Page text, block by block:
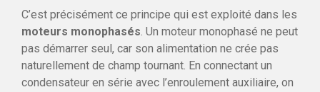
C’est précisément ce principe qui est exploité dans les
moteurs monophasés. Un moteur monophasé ne peut
pas démarrer seul, car son alimentation ne crée pas
naturellement de champ tournant. En connectant un
condensateur en série avec l’enroulement auxiliaire, on